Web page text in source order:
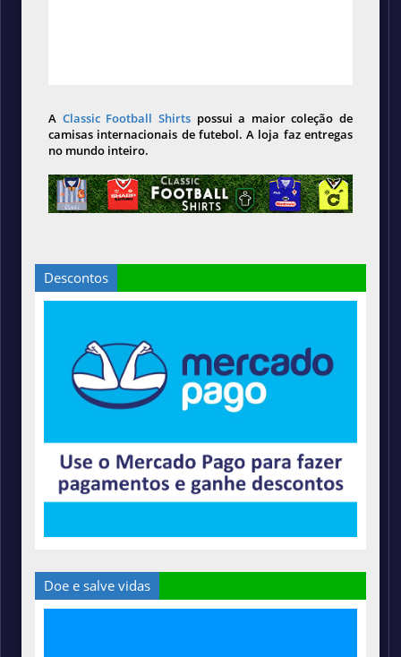
A Classic Football Shirts possui a maior coleção de
camisas internacionais de futebol. A loja faz entregas
no mundo inteiro.
Descontos
Doe e salve vidas